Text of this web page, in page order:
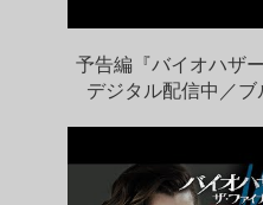
予告編『バイオハザ
デジタル配信中／